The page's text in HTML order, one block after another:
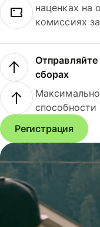
наценках на
комиссиях
Отправляйте
сборах
Регистрация